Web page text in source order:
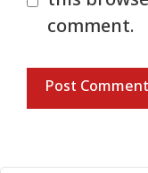
comment.